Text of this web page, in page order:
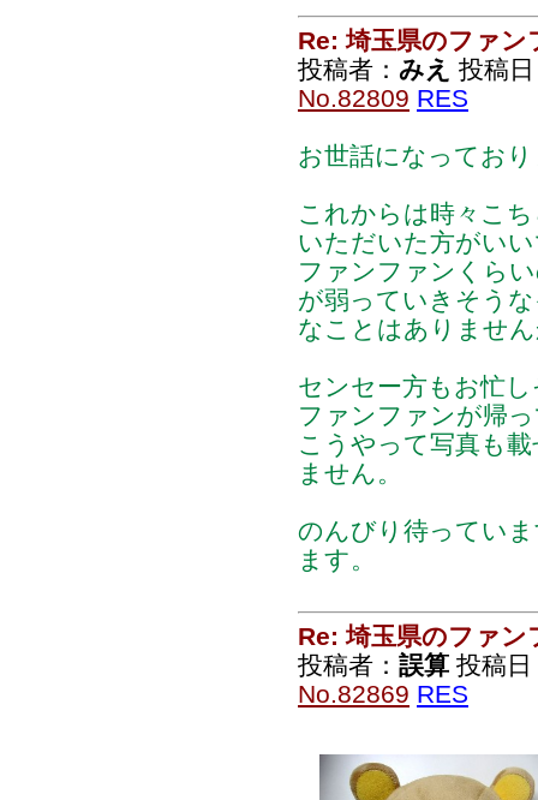
Re: 埼玉県のファン
投稿者： みえ 投稿
No.82809 RES
お世話になってお
これからは時々こ
いただいた方がい
ファンファンくら
が弱っていきそう
なことはありませ
センセー方もお忙
ファンファンが帰
こうやって写真も
ません。
のんびり待ってい
ます。
Re: 埼玉県のファン
投稿者： 誤算 投稿
No.82869 RES